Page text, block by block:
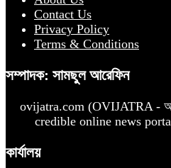
Contact Us
Privacy Policy
Terms & Conditions
সম্পাদক: সামছুল আরেফিন
ovijatra.com (OVIJATRA -
credible online news
কার্যালয়